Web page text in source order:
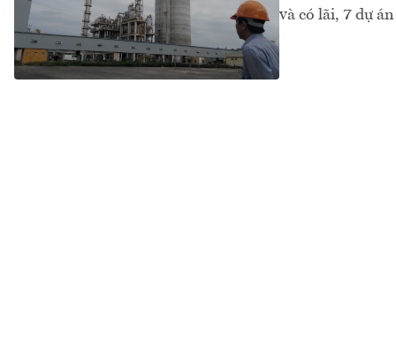
và có lãi, 7 dự